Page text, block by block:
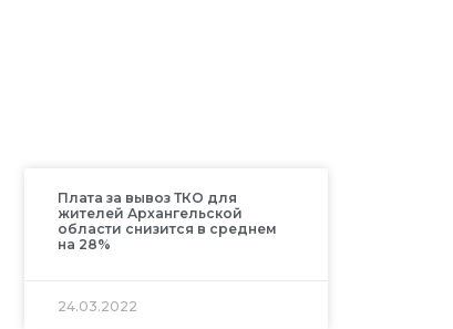
Плата за вывоз ТКО для
жителей Архангельской
области снизится в среднем
на 28%
24.03.2022